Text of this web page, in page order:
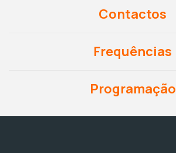
Contactos
Frequências
Programação